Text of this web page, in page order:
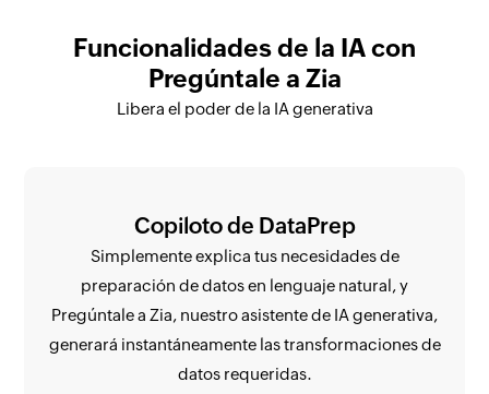
Funcionalidades de la IA con
Pregúntale a Zia
Libera el poder de la IA generativa
Copiloto de DataPrep
Simplemente explica tus necesidades de
preparación de datos en lenguaje natural, y
Pregúntale a Zia, nuestro asistente de IA generativa,
generará instantáneamente las transformaciones de
datos requeridas.